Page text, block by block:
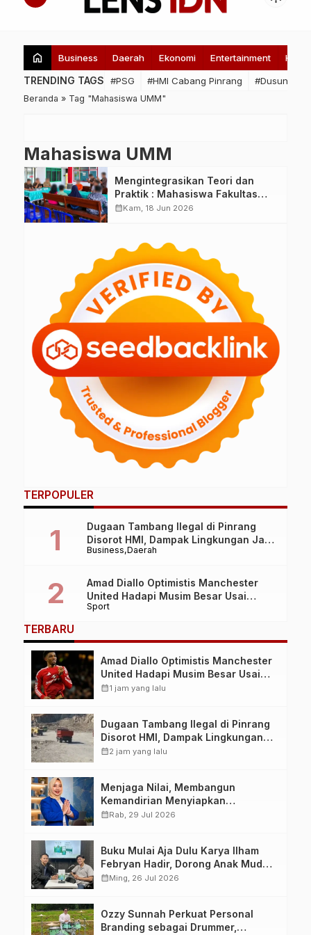
home Business Daerah Ekonomi Entertainment
TRENDING TAGS #PSG #HMI Cabang Pinrang #Dusun
Beranda » Tag "Mahasiswa UMM"
Mahasiswa UMM
Mengintegrasikan Teori dan
Praktik : Mahasiswa Fakultas
Hukum UMM Mengikuti Kegiatan
calendar_monthKam, 18 Jun 2026
TERPOPULER
Business Daerah
Dugaan Tambang Ilegal di Pinrang
Disorot HMI, Dampak Lingkungan Jadi
Perhatian
Sport
Amad Diallo Optimistis Manchester
United Hadapi Musim Besar Usai
Imbang 1-1 Lawan PSG
TERBARU
Amad Diallo Optimistis Manchester
United Hadapi Musim Besar Usai
Imbang 1-1 Lawan PSG
calendar_month1 jam yang lalu
Dugaan Tambang Ilegal di Pinrang
Disorot HMI, Dampak Lingkungan
Jadi Perhatian
calendar_month2 jam yang lalu
Menjaga Nilai, Membangun
Kemandirian Menyiapkan
Kepemimpinan Ekonomi Perempuan
Jamaah
calendar_monthRab, 29 Jul 2026
Buku Mulai Aja Dulu Karya Ilham
Febryan Hadir, Dorong Anak Muda
Berhenti Menunda dan Mulai
calendar_monthMing, 26 Jul 2026
Ozzy Sunnah Perkuat Personal
Branding sebagai Drummer,